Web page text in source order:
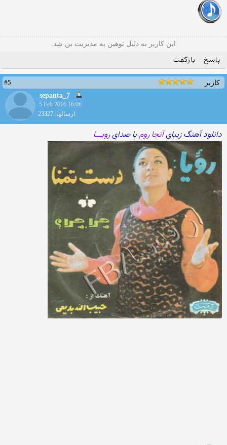
این کاربر به دلیل توهین به مدیریت بن شد.
پاسخ بازگفت
کاربر
#5
sepanta_7
5 Feb 2016 16:06
ارسالها: 23327
دانلود آهنگ زیبایآنجا رومبا صدایرویـــا